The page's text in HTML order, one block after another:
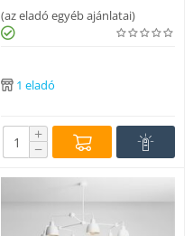
(az eladó egyéb ajánlatai)
1 eladó
+
−